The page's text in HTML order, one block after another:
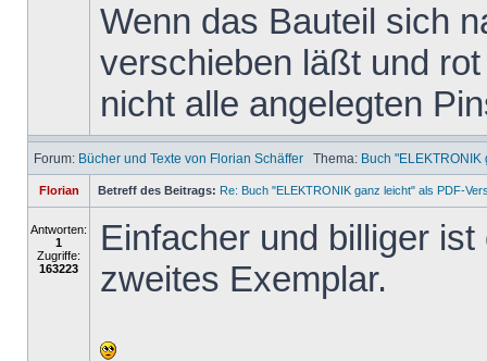
Wenn das Bauteil sich
verschieben läßt und
nicht alle angelegten
Forum: Bücher und Texte von Florian Schäffer Thema: Buch
Florian Betreff des Beitrags: Re: Buch "ELEKTRONIK ganz leicht" als PDF-
Antworten:
1
Zugriffe:
163223
Einfacher und billiger
zweites Exemplar.